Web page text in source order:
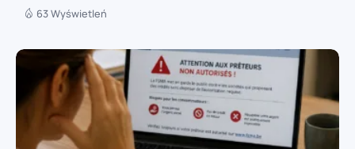
63 Wyświetleń